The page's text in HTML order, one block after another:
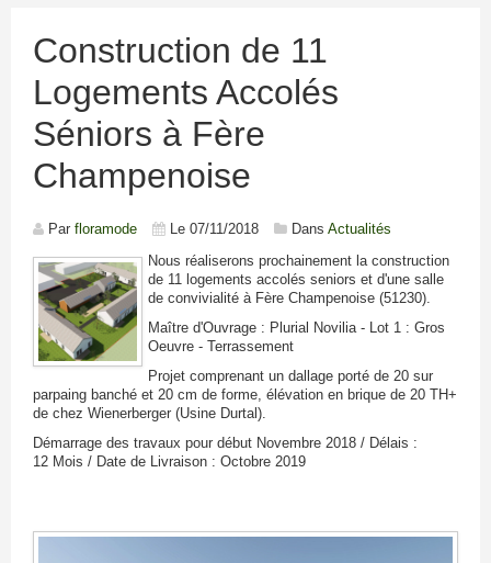
REALISATION | PARTICULIER
REHABILITATION
TRAVAUX | COMMUNES & CC
NOS MOYENS
DEVIS/CONTACT
Construction de 11
Logements Accolés
Séniors à Fère
Champenoise
Par floramode Le 07/11/2018 Dans Actualités
Nous réaliserons prochainement la construction
de 11 logements accolés seniors et d'une salle
de convivialité à Fère Champenoise (51230).
Maître d'Ouvrage : Plurial Novilia - Lot 1 : Gros
Oeuvre - Terrassement
Projet comprenant un dallage porté de 20 sur
parpaing banché et 20 cm de forme, élévation en brique de 20 TH+
de chez Wienerberger (Usine Durtal).
Démarrage des travaux pour début Novembre 2018 / Délais :
12 Mois / Date de Livraison : Octobre 2019